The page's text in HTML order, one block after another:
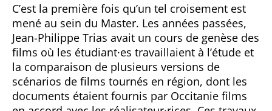
C’est la première fois qu’un tel croisement est
mené au sein du Master. Les années passées,
Jean-Philippe Trias avait un cours de genèse des
films où les étudiant·es travaillaient à l’étude et
la comparaison de plusieurs versions de
scénarios de films tournés en région, dont les
documents étaient fournis par Occitanie films